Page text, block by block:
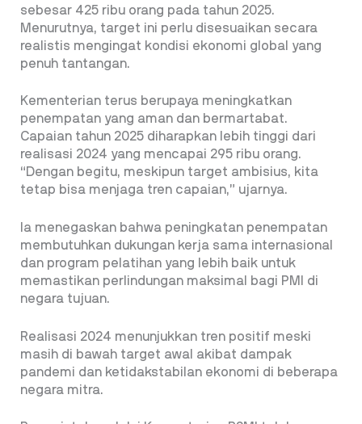
sebesar 425 ribu orang pada tahun 2025.
Menurutnya, target ini perlu disesuaikan secara
realistis mengingat kondisi ekonomi global yang
penuh tantangan.
Kementerian terus berupaya meningkatkan
penempatan yang aman dan bermartabat.
Capaian tahun 2025 diharapkan lebih tinggi dari
realisasi 2024 yang mencapai 295 ribu orang.
“Dengan begitu, meskipun target ambisius, kita
tetap bisa menjaga tren capaian,” ujarnya.
Ia menegaskan bahwa peningkatan penempatan
membutuhkan dukungan kerja sama internasional
dan program pelatihan yang lebih baik untuk
memastikan perlindungan maksimal bagi PMI di
negara tujuan.
Realisasi 2024 menunjukkan tren positif meski
masih di bawah target awal akibat dampak
pandemi dan ketidakstabilan ekonomi di beberapa
negara mitra.